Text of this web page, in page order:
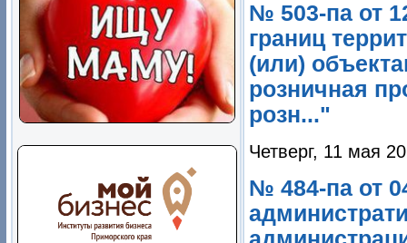
№ 503-па от
границ
(или)
розничная
розн..."
Четверг, 11 мая
№ 484-па от